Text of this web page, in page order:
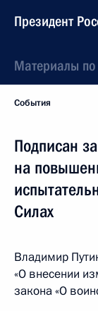
Президент
Материалы
События
Подписан
на
Силах
Владимир
«О внесении
закона «О